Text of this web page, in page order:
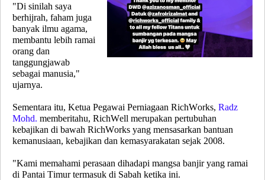
"Di sinilah saya
berhijrah, faham juga
banyak ilmu agama,
membantu lebih ramai
orang dan
tanggungjawab
sebagai manusia,"
ujarnya.
Sementara itu, Ketua Pegawai Perniagaan RichWorks, Radz
Mohd. memberitahu, RichWell merupakan pertubuhan
kebajikan di bawah RichWorks yang mensasarkan bantuan
kemanusiaan, kebajikan dan kemasyarakatan sejak 2008.
"Kami memahami perasaan dihadapi mangsa banjir yang ramai
di Pantai Timur termasuk di Sabah ketika ini.